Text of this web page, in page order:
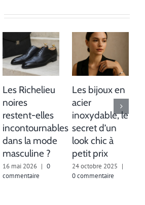
Les Richelieu
noires
restent-elles
incontournables
dans la mode
masculine ?
16 mai 2026 | 0
commentaire
Les bijoux en
acier
inoxydable, le
secret d’un
look chic à
petit prix
24 octobre 2025 |
0 commentaire